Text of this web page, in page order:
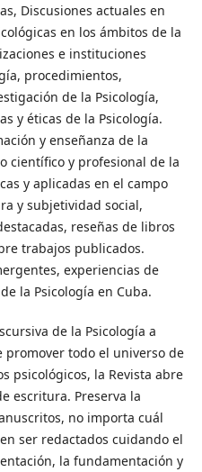
Discusiones actuales en
en los ámbitos de la
e instituciones
procedimientos,
de la Psicología,
y éticas de la Psicología.
y enseñanza de la
científico y profesional de la
y aplicadas en el campo
y subjetividad social,
reseñas de libros
trabajos publicados.
experiencias de
la Psicología en Cuba.
de la Psicología a
todo el universo de
psicológicos, la Revista abre
escritura. Preserva la
no importa cuál
ser redactados cuidando el
la fundamentación y